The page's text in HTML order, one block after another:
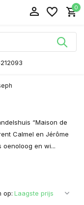
0
“Maison de
Calmel en Jérôme
oenoloog en wi...
op: